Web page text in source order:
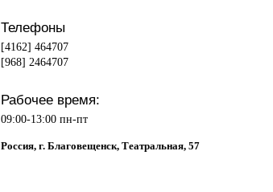
Телефоны
[4162] 464707
[968] 2464707
Рабочее время:
09:00-13:00 пн-пт
Россия, г. Благовещенск, Театральная, 57